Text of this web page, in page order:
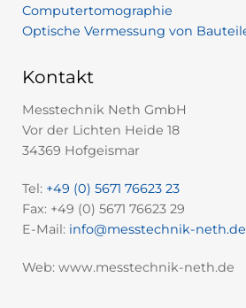
Computertomographie
Optische Vermessung von
Kontakt
Messtechnik Neth GmbH
Vor der Lichten Heide 18
34369 Hofgeismar
Tel: +49 (0) 5671 76623 23
Fax: +49 (0) 5671 76623 29
E-Mail: info@messtechnik-neth.de
Web: www.messtechnik-neth.de